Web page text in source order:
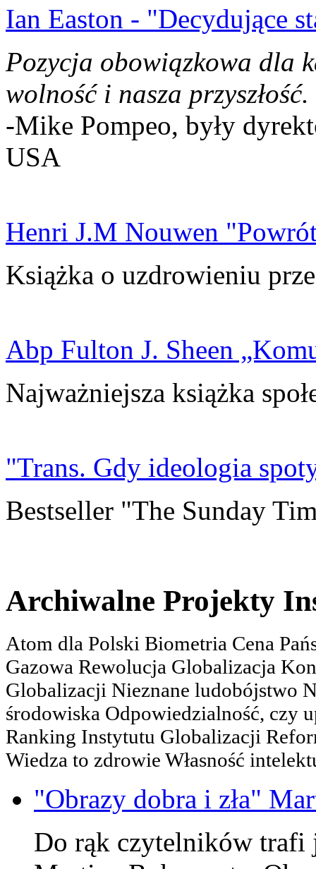
Ian Easton - "Decydujące
Pozycja obowiązkowa dla
wolność i nasza przyszłość.
-Mike Pompeo, były
USA
Henri J.M Nouwen
Książka o uzdrowieniu
Abp Fulton J. Sheen
Najważniejsza książka
"Trans. Gdy ideologia
Bestseller "The Sunday
Archiwalne Projekty
Atom dla Polski Biometria Cena
Gazowa Rewolucja Globalizacja
Globalizacji Nieznane ludobójstwo
środowiska Odpowiedzialność, czy
Ranking Instytutu Globalizacji
Wiedza to zdrowie Własność
"Obrazy dobra i zła"
Do rąk czytelników trafi